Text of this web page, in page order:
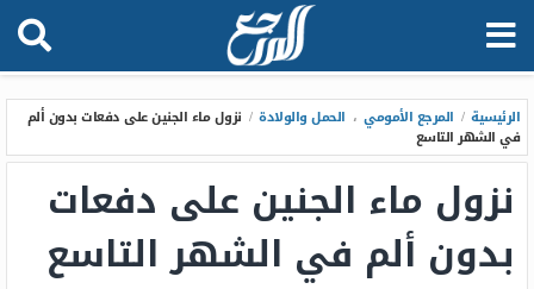
الرئيسية / المرجع الأمومي ، الحمل والولادة / نزول ماء الجنين على دفعات بدون ألم
في الشهر التاسع
نزول ماء الجنين على دفعات
بدون ألم في الشهر التاسع